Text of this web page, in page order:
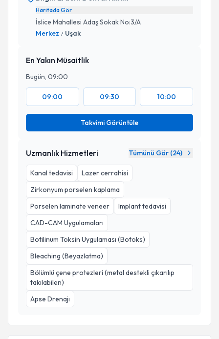
Haritada Gör
İslice Mahallesi Adaş Sokak No:3/A
Merkez / Uşak
En Yakın Müsaitlik
Bugün, 09:00
09:00 09:30 10:00
Takvimi Görüntüle
Uzmanlık Hizmetleri Tümünü Gör (24)
Kanal tedavisi
Lazer cerrahisi
Zirkonyum porselen kaplama
Porselen laminate veneer
Implant tedavisi
CAD-CAM Uygulamaları
Botilinum Toksin Uygulaması (Botoks)
Bleaching (Beyazlatma)
Bölümlü çene protezleri (metal destekli çıkarılıp
takılabilen)
Apse Drenajı